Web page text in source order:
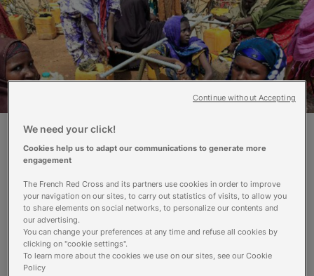
Plus de 10 millions de personnes sont
par les problèmes consécutifs à une
sécheresse extraordinaire et aux
déplacements qu’elle impose : problème
d'accès à l'eau potable, d’accès à la
nourriture en général et de malnutrition
en particulier…
We need your click!
Cookies help us to adapt our communications to generate more
engagement
The French Red Cross and its partners use cookies in order to improve
your navigation on our sites, to carry out statistics of visits, to allow you
to share elements on social networks, to personalize our contents and
our advertising.
You can change your preferences at any time and refuse all cookies by
clicking on "cookie settings".
To learn more about the cookies we use on our sites, see our Cookie
Policy
Continue without Accepting